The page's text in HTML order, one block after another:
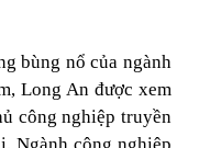
bùng nổ của ngành
Long An được xem
công nghiệp truyền